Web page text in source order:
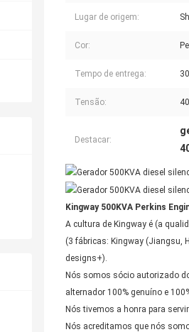
Lugar de origem:
Cor:
Tempo de entrega:
Tensão:
Destacar:
Kingway 500KVA Perkins
A cultura de Kingway é (a
(3 fábricas: Kingway (Jiangsu,
designs+).
Nós somos sócio autorizado
alternador 100% genuíno e
Nós tivemos a honra para
Nós acreditamos que nós